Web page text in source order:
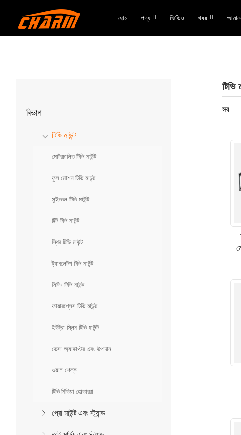
হোম পণ্য ভিডিও খবর
বিভাগ
টিভি মাউন্ট
মোটরচালিত টিভি মাউন্ট
ফুল মোশন টিভি মাউন্ট
সুইভেল টিভি মাউন্ট
টিল্ট টিভি মাউন্ট
স্থির টিভি মাউন্ট
ট্যাবলেটপ টিভি মাউন্ট
সিলিং টিভি মাউন্ট
ফায়ারপ্লেস টিভি মাউন্ট
ইউট্রা-স্লিম টিভি মাউন্ট
ভেসা অ্যাডাপ্টর এবং উপাদান
ওয়াল শেল্ফ
টিভি মিডিয়া হোল্ডাররা
প্রো মাউন্ট এবং স্ট্যান্ড
টিভি
সব